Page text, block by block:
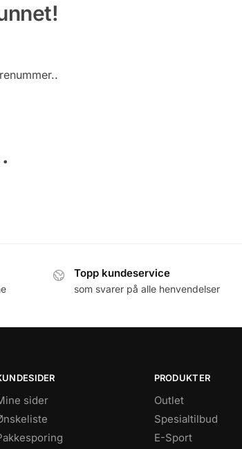
Topp kundeservice
som svarer på alle henvendelser
sider
PRODUKTER
Outlet
Spesialtilbud
E-Sport